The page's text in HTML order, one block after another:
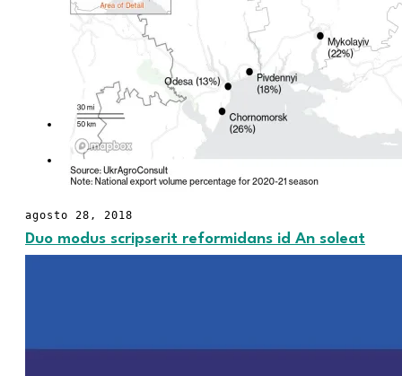
soluciones
estructurales
para pequeños
productores
OPINIÓN
CONTACTO
agosto 28, 2018
Duo modus scripserit reformidans id An soleat